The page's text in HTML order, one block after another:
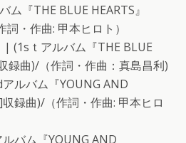
『THE BLUE HEARTS』
・作曲: 甲本ヒロト）
| (1sｔアルバム『THE BLUE
録曲)/（作詞・作曲：真島昌利)
ルバム『YOUNG AND
録曲)/（作詞・作曲: 甲本ヒロ
バム『YOUNG AND